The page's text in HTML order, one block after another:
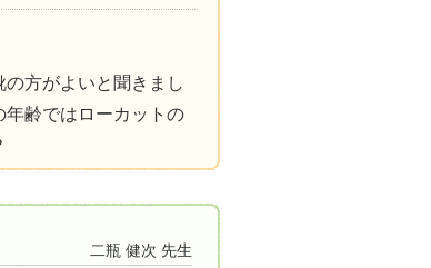
方がよいと聞きまし
齢ではローカットの
二瓶 健次 先生